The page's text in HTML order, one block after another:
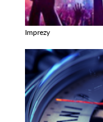
Imprezy